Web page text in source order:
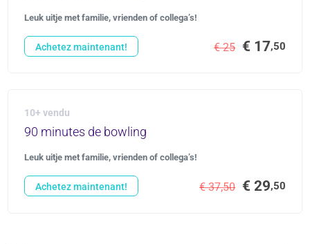
Leuk uitje met familie, vrienden of collega’s!
€ 25 € 17,50
Achetez maintenant!
10+ vendu
90 minutes de bowling
Leuk uitje met familie, vrienden of collega’s!
€ 37,50 € 29,50
Achetez maintenant!